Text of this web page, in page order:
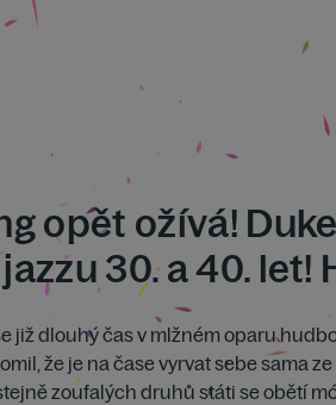
opět ožívá!
30. a 40. let!
již dlouhý čas v mlžném oparu
že je na čase vyrvat sebe sama
zoufalých druhů státi se obětí